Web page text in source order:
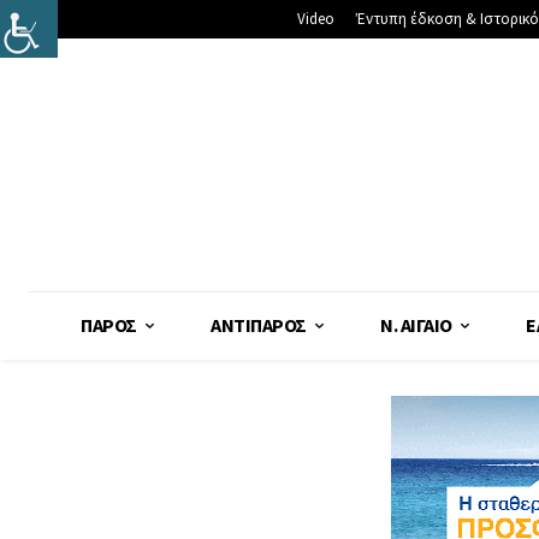
Video Έντυπη έδκοση &
ΠΆΡΟΣ ΑΝΤΊΠΑΡΟΣ Ν. ΑΙΓΑΊΟ